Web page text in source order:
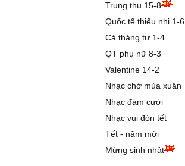
Trung thu 15-8
Quốc tế thiếu nhi 1-6
Cá tháng tư 1-4
QT phụ nữ 8-3
Valentine 14-2
Nhạc chờ mùa xuân
Nhạc đám cưới
Nhạc vui đón tết
Tết - năm mới
Mừng sinh nhật